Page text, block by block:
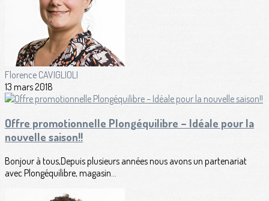
Florence CAVIGLIOLI
13 mars 2018
Offre promotionnelle Plongéquilibre – Idéale pour la
nouvelle saison!!
Bonjour à tous,Depuis plusieurs années nous avons un partenariat
avec Plongéquilibre, magasin...